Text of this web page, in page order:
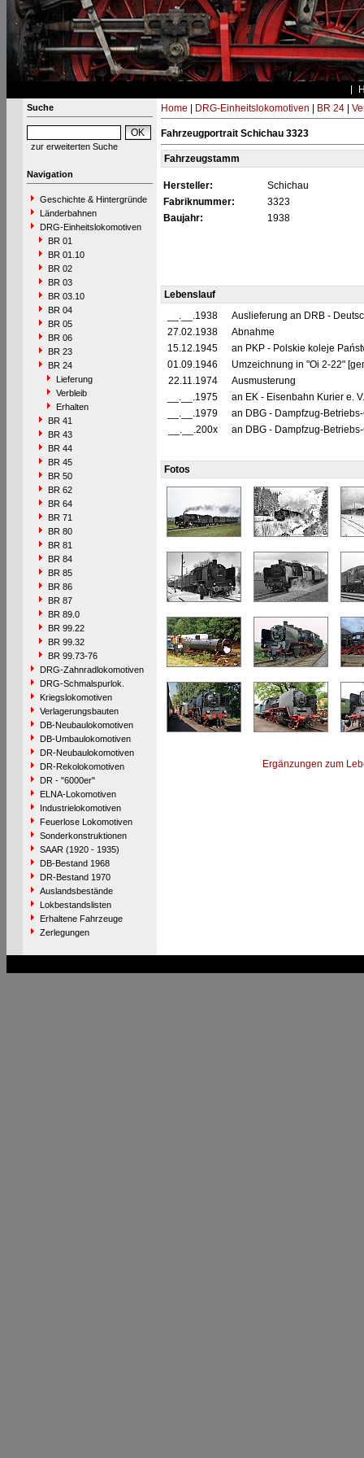
Suche
zur erweiterten Suche
Navigation
Geschichte & Hintergründe
Länderbahnen
DRG-Einheitslokomotiven
BR 01
BR 01.10
BR 02
BR 03
BR 03.10
BR 04
BR 05
BR 06
BR 23
BR 24
Lieferung
Verbleib
Erhalten
BR 41
BR 43
BR 44
BR 45
BR 50
BR 62
BR 64
BR 71
BR 80
BR 81
BR 84
BR 85
BR 86
BR 87
BR 89.0
BR 99.22
BR 99.32
BR 99.73-76
DRG-Zahnradlokomotiven
DRG-Schmalspurlok.
Kriegslokomotiven
Verlagerungsbauten
DB-Neubaulokomotiven
DB-Umbaulokomotiven
DR-Neubaulokomotiven
DR-Rekolokomotiven
DR - "6000er"
ELNA-Lokomotiven
Industrielokomotiven
Feuerlose Lokomotiven
Sonderkonstruktionen
SAAR (1920 - 1935)
DB-Bestand 1968
DR-Bestand 1970
Auslandsbestände
Lokbestandslisten
Erhaltene Fahrzeuge
Zerlegungen
Home DRG-Einheitslokomotiven BR 24|
Fahrzeugportrait Schichau 3323
Fahrzeugstamm
Hersteller:
Schichau
Fabriknummer:
3323
Baujahr:
1938
Lebenslauf
__.__.1938
Auslieferung an DRB -
27.02.1938
Abnahme
15.12.1945
an PKP - Polskie koleje
01.09.1946
Umzeichnung in "Oi 2-22"
22.11.1974
Ausmusterung
__.__.1975
an EK - Eisenbahn Kurier e.
__.__.1979
an DBG - Dampfzug-
__.__.200x
an DBG - Dampfzug-
Fotos
Ergänzungen zum